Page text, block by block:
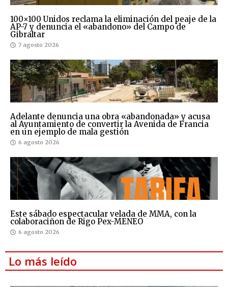
100×100 Unidos reclama la eliminación del peaje de la
AP-7 y denuncia el «abandono» del Campo de
Gibraltar
7 agosto 2026
Adelante denuncia una obra «abandonada» y acusa
al Ayuntamiento de convertir la Avenida de Francia
en un ejemplo de mala gestión
6 agosto 2026
Este sábado espectacular velada de MMA, con la
colaboraciñon de Rigo Pex-MENEO
6 agosto 2026
Lo más leído